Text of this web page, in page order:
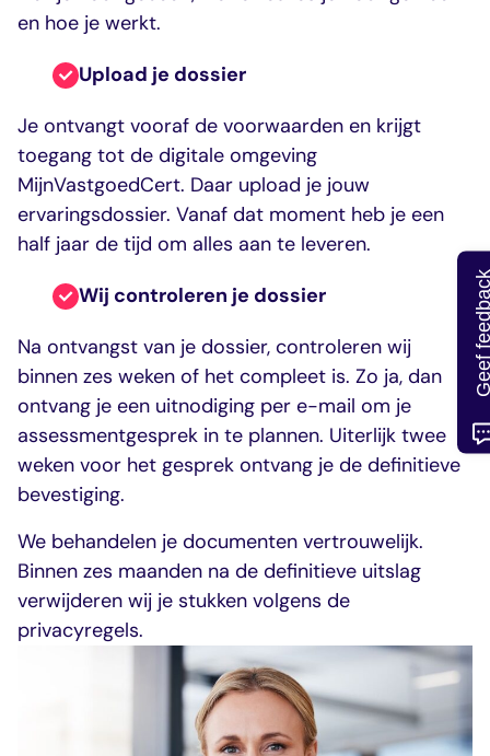
en hoe je werkt.
Upload je dossier
Je ontvangt vooraf de voorwaarden en krijgt
toegang tot de digitale omgeving
MijnVastgoedCert. Daar upload je jouw
ervaringsdossier. Vanaf dat moment heb je een
half jaar de tijd om alles aan te leveren.
Wij controleren je dossier
Na ontvangst van je dossier, controleren wij
binnen zes weken of het compleet is. Zo ja, dan
ontvang je een uitnodiging per e-mail om je
assessmentgesprek in te plannen. Uiterlijk twee
weken voor het gesprek ontvang je de definitieve
bevestiging.
We behandelen je documenten vertrouwelijk.
Binnen zes maanden na de definitieve uitslag
verwijderen wij je stukken volgens de
privacyregels.
Geef